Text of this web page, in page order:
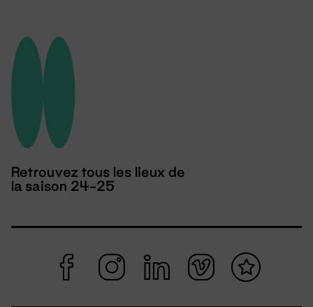
Retrouvez tous les lieux de
la saison 24-25